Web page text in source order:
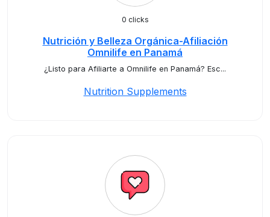
0 clicks
Nutrición y Belleza Orgánica-Afiliación
Omnilife en Panamá
¿Listo para Afiliarte a Omnilife en Panamá? Esc...
Nutrition Supplements